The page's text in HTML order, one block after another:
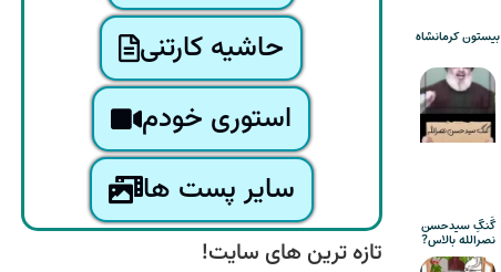
بیستون کرمانشاه
گَنگِ سیدحسن
نصرالله بالاس?
حاشیه کارتنی
استوری خودم
سایر پست ها
تازه ترین های سایت!